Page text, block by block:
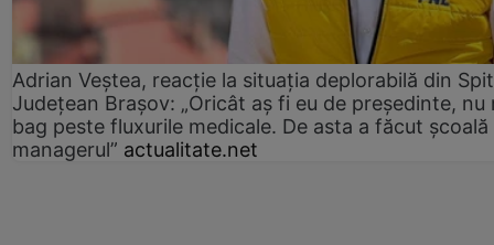
Adrian Veștea, reacție la situația deplorabilă din
Județean Brașov: „Oricât aș fi eu de președinte, nu
bag peste fluxurile medicale. De asta a făcut școală
managerul” actualitate.net